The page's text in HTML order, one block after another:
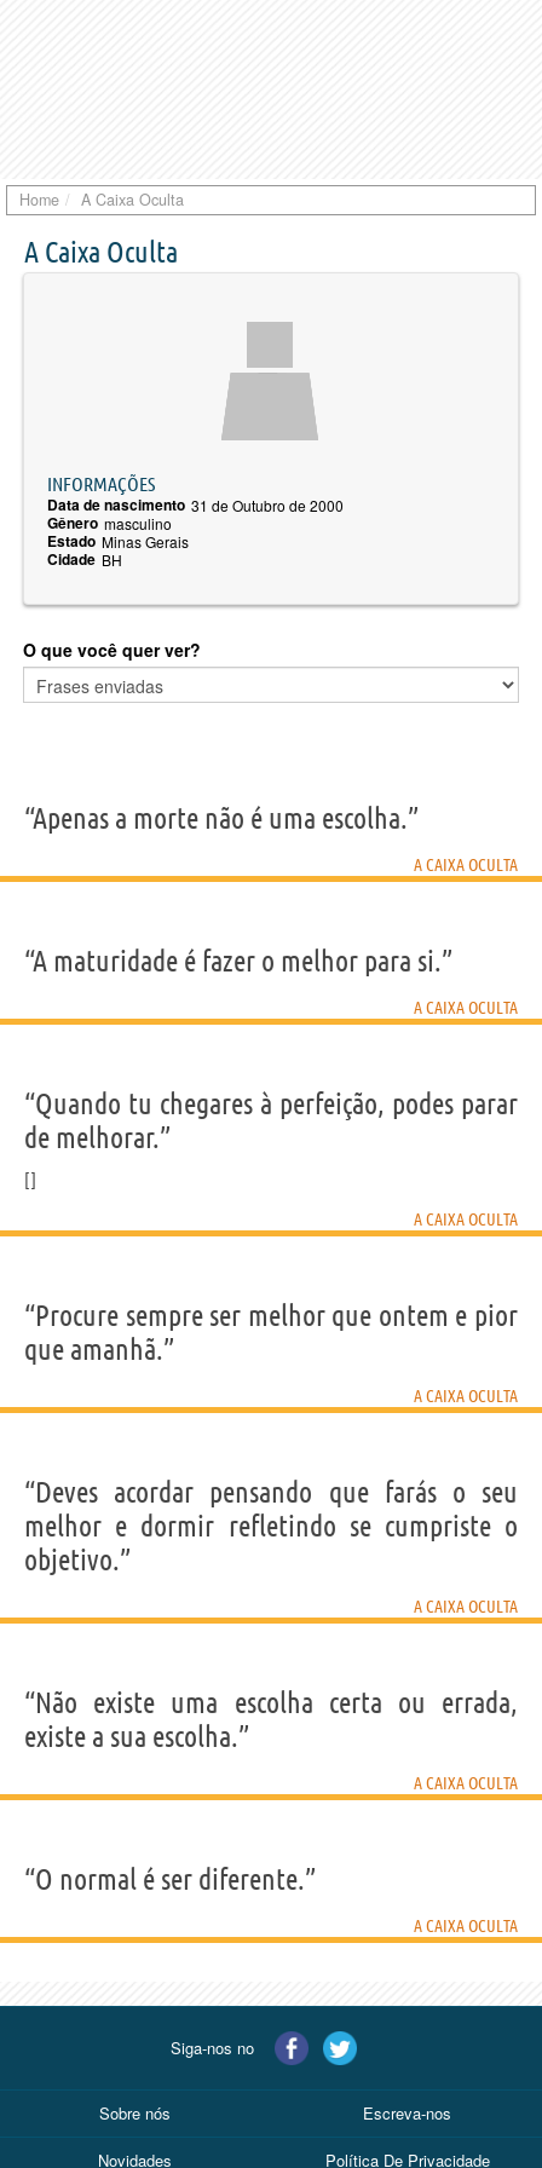
Home A Caixa Oculta
A Caixa Oculta
INFORMAÇÕES
Data de nascimento 31 de Outubro de 2000
Gênero masculino
Estado Minas Gerais
Cidade BH
O que você quer ver?
“Apenas a morte não é uma escolha.”
A CAIXA OCULTA
“A maturidade é fazer o melhor para si.”
A CAIXA OCULTA
“Quando tu chegares à perfeição, podes parar
de melhorar.”
A CAIXA OCULTA
“Procure sempre ser melhor que ontem e pior
que amanhã.”
A CAIXA OCULTA
“Deves acordar pensando que farás o seu
melhor e dormir refletindo se cumpriste o
objetivo.”
A CAIXA OCULTA
“Não existe uma escolha certa ou errada,
existe a sua escolha.”
A CAIXA OCULTA
“O normal é ser diferente.”
A CAIXA OCULTA
Siga-nos no
Sobre nós Escreva-nos
Novidades Política De Privacidade